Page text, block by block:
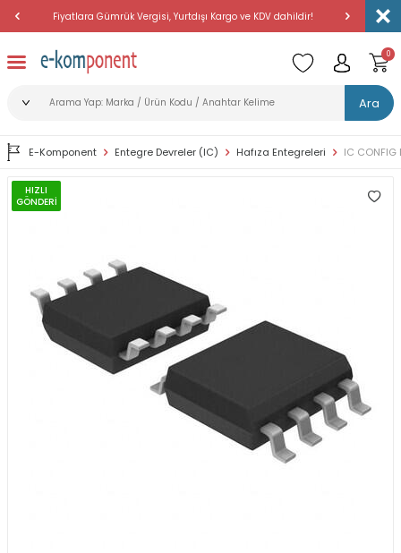
Fiyatlara Gümrük Vergisi, Yurtdışı Kargo ve KDV dahildir!
Ara
0
E-Komponent Entegre Devreler (IC) Hafıza Entegreleri IC CONFIG
HIZLI
GÖNDERİ